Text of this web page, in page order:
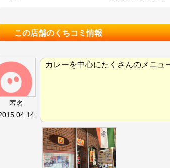
この店舗のくちコミ情報
匿名
カレーを中心にたくさんのメニュ